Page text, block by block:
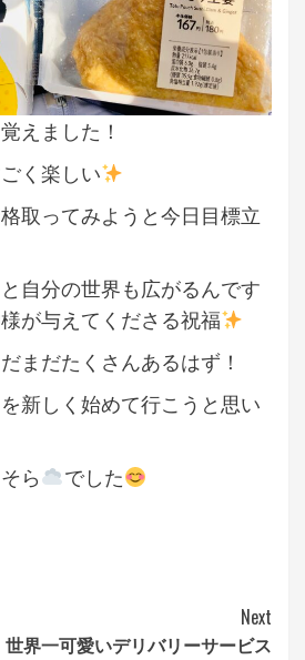
えました！
く楽しい
取ってみようと今日目標立
自分の世界も広がるんです
が与えてくださる祝福
まだたくさんあるはず！
新しく始めて行こうと思い
ら
でした
Next
世界一可愛いデリバリーサービス